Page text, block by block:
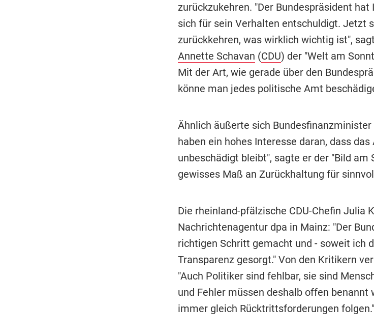
zurückzukehren. "Der Bundespräsident
sich für sein Verhalten entschuldigt. Jetzt
zurückkehren, was wirklich wichtig ist",
Annette Schavan (CDU) der "Welt am
Mit der Art, wie gerade über den
könne man jedes politische Amt
Ähnlich äußerte sich Bundesfinanzminister
haben ein hohes Interesse daran, dass
unbeschädigt bleibt", sagte er der "Bild am
gewisses Maß an Zurückhaltung für
Die rheinland-pfälzische CDU-Chefin Julia
Nachrichtenagentur dpa in Mainz: "Der
richtigen Schritt gemacht und - soweit ich
Transparenz gesorgt." Von den Kritikern
"Auch Politiker sind fehlbar, sie sind
und Fehler müssen deshalb offen benannt
immer gleich Rücktrittsforderungen folgen."